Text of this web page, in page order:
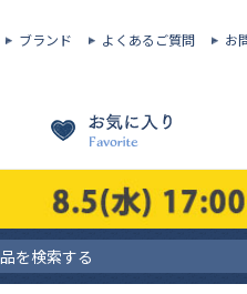
ブランド よくあるご質問 お